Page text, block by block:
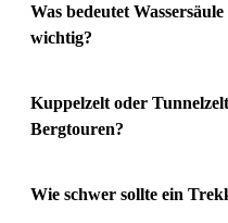
Was bedeutet
wichtig?
Kuppelzelt oder
Bergtouren?
Wie schwer sollte ein